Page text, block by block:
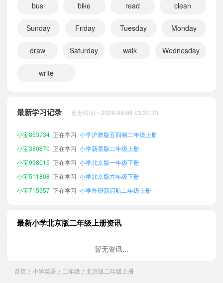
bus bike read clean
Sunday Friday Tuesday Monday
draw Saturday walk Wednesday
write
最新学习记录 更新时间：2026-08-08 03:20:33
小宝672573 正在学习 小学北京版四年级上册
小宝853734 正在学习 小学沪教版五四制二年级上册
小宝380870 正在学习 小学新蕾版二年级上册
小宝998015 正在学习 小学北京版一年级下册
小宝511808 正在学习 小学北京版六年级下册
小宝715957 正在学习 小学外研新启航二年级上册
小学北京版六年级上册
小宝616245 正在学习
小学北京版一年级上册
最新小学北京版二年级上册资讯
暂无资讯...
首页 / 小学英语 / 二年级 / 北京版二年级上册